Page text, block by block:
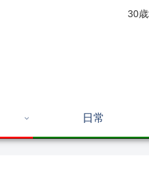
30
日常